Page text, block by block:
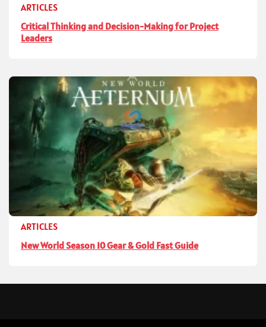
ARTICLES
Critical Thinking and Decision-Making for Project
Leaders
ARTICLES
New World Season 10 Gear & Gold Fast Guide